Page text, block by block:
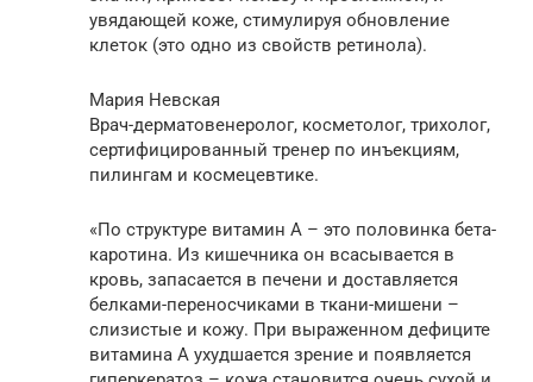
увядающей коже, стимулируя обновление
клеток (это одно из свойств ретинола).
Мария Невская
Врач-дерматовенеролог, косметолог, трихолог,
сертифицированный тренер по инъекциям,
пилингам и космецевтике.
«По структуре витамин А – это половинка бета-
каротина. Из кишечника он всасывается в
кровь, запасается в печени и доставляется
белками-переносчиками в ткани-мишени –
слизистые и кожу. При выраженном дефиците
витамина А ухудшается зрение и появляется